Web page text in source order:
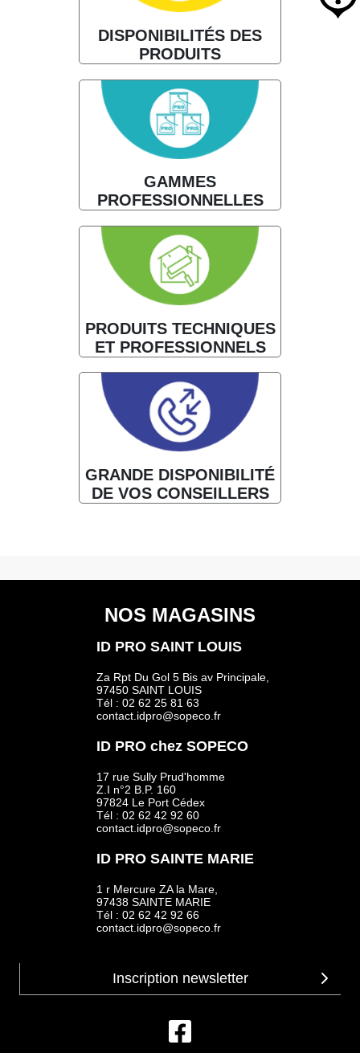
DISPONIBILITÉS DES
PRODUITS
GAMMES
PROFESSIONNELLES
PRODUITS TECHNIQUES
ET PROFESSIONNELS
GRANDE DISPONIBILITÉ
DE VOS CONSEILLERS
NOS MAGASINS
ID PRO SAINT LOUIS
Za Rpt Du Gol 5 Bis av Principale,
97450 SAINT LOUIS
Tél : 02 62 25 81 63
contact.idpro@sopeco.fr
ID PRO chez SOPECO
17 rue Sully Prud'homme
Z.I n°2 B.P. 160
97824 Le Port Cédex
Tél : 02 62 42 92 60
contact.idpro@sopeco.fr
ID PRO SAINTE MARIE
1 r Mercure ZA la Mare,
97438 SAINTE MARIE
Tél : 02 62 42 92 66
contact.idpro@sopeco.fr